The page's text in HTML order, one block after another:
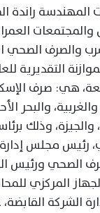
راندة
والمجتمعات
والصرف الصحي
تابعة، هي: صرف
والبحر
والجيزة، وذلك
مجلس إدارة
الصحي ورئيس
المركزي
الشركة القابضة،